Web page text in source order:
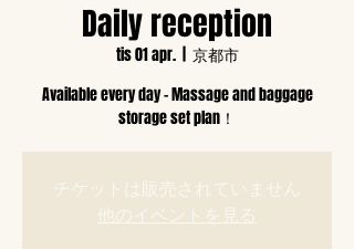
Daily reception
tis 01 apr.
  |
京都市
Available every day - Massage and baggage
storage set plan！
チケットは販売されていません
他のイベントを見る